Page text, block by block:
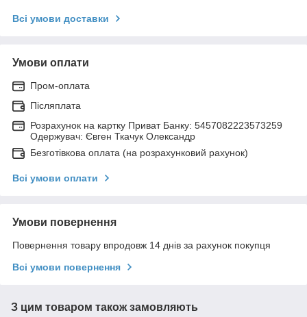
Всі умови доставки
Умови оплати
Пром-оплата
Післяплата
Розрахунок на картку Приват Банку: 5457082223573259
Одержувач: Євген Ткачук Олександр
Безготівкова оплата (на розрахунковий рахунок)
Всі умови оплати
Умови повернення
Повернення товару впродовж 14 днів за рахунок покупця
Всі умови повернення
З цим товаром також замовляють